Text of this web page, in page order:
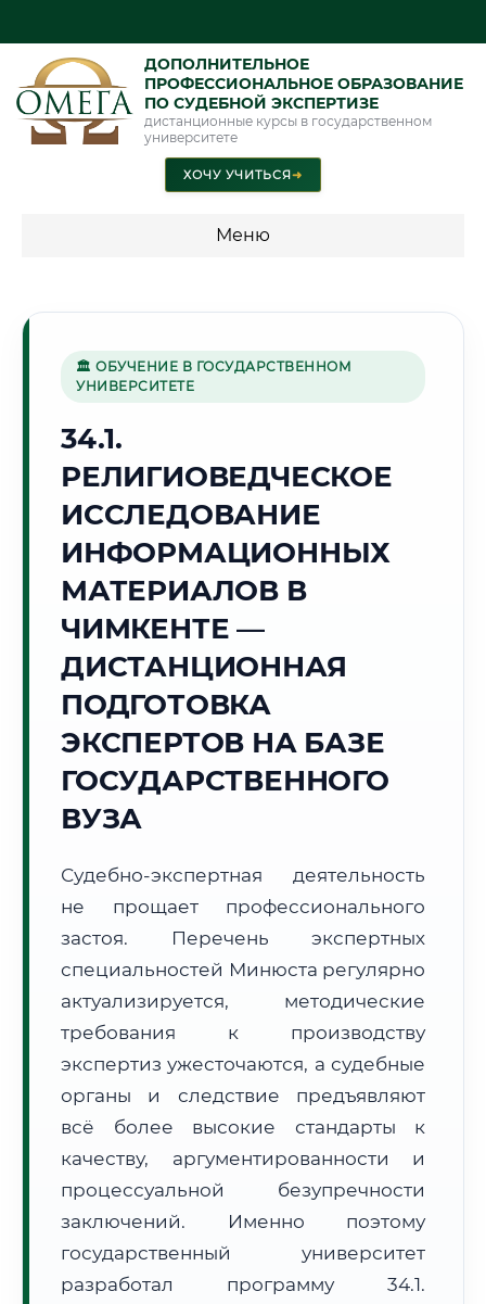
ДОПОЛНИТЕЛЬНОЕ
ПРОФЕССИОНАЛЬНОЕ ОБРАЗОВАНИЕ
ПО СУДЕБНОЙ ЭКСПЕРТИЗЕ
дистанционные курсы в государственном
университете
ХОЧУ УЧИТЬСЯ➜
Меню
специальности"
Стоимость по программам обучения "Судебная экспертиза"
Стоимость по программам обучения "Экспертиза"
🌸
Г. ЧИМКЕНТ
Точное местное время:
22:17:06
Воскресенье, 9 Августа
🌅 Восход:
Световой день:--
📍 Региональная справка
Тел. код:
+7 (7252)
Почтовые индексы:
160000–160025
🔍 Нажмите на документ для увеличения и просмотра
🏛 ОБУЧЕНИЕ В ГОСУДАРСТВЕННОМ
УНИВЕРСИТЕТЕ
34.1.
РЕЛИГИОВЕДЧЕСКОЕ
ИССЛЕДОВАНИЕ
ИНФОРМАЦИОННЫХ
МАТЕРИАЛОВ В
ЧИМКЕНТЕ —
ДИСТАНЦИОННАЯ
ПОДГОТОВКА
ЭКСПЕРТОВ НА БАЗЕ
ГОСУДАРСТВЕННОГО
ВУЗА
Судебно-экспертная деятельность
не прощает профессионального
застоя. Перечень экспертных
специальностей Минюста регулярно
актуализируется, методические
требования к производству
экспертиз ужесточаются, а судебные
органы и следствие предъявляют
всё более высокие стандарты к
качеству, аргументированности и
процессуальной безупречности
заключений. Именно поэтому
государственный университет
разработал программу 34.1.